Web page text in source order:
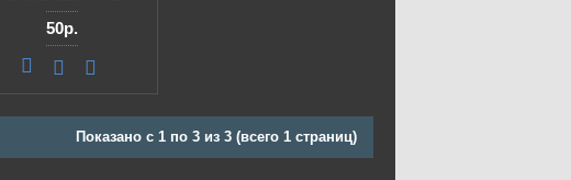
50р.
Показано с 1 по 3 из 3 (всего 1 страниц)